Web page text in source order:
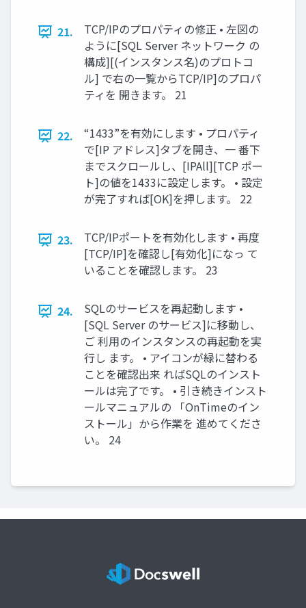
21.
TCP/IPのプロパティの修正 • 左図の
ように[SQL Server ネットワーク の
構成][(インスタンス名)のプロトコ
ル] で右の一覧からTCP/IP]のプロパ
ティを 開きます。 21
22.
“1433”を有効にします • プロパティ
で[IP アドレス]タブを開き、一 番下
までスクロールし、[IPAll][TCP ポー
ト]の値を1433に設定します。 • 設定
が完了すれば[OK]を押します。 22
23.
TCP/IPポートを有効化します • 再度
[TCP/IP]を確認し[有効化]になっ て
いることを確認します。 23
24.
SQLのサービスを再起動します •
[SQL Server のサービス]に移動し、
ご 利用のインスタンスの再起動を実
行し ます。 • アイコンが緑に替わる
ことを確認出来 ればSQLのインスト
ールは完了です。 • 引き続きインスト
ールマニュアルの 「OnTimeのイン
ストール」から作業を 進めてくださ
い。 24